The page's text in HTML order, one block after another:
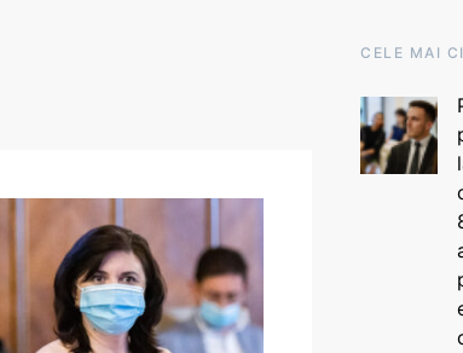
CELE MAI